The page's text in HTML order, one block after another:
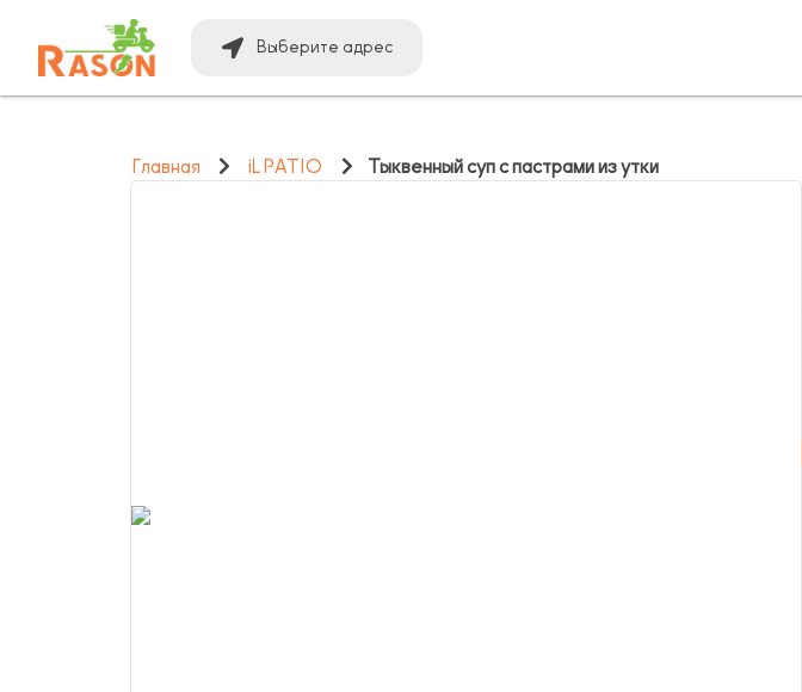
Выберите адрес
Главная iL PATIO Тыквенный суп с пастрами из утки